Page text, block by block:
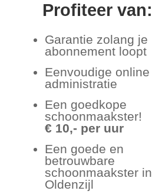
Profiteer van:
Garantie zolang je
abonnement loopt
Eenvoudige online
administratie
Een goedkope
schoonmaakster!
€ 10,- per uur
Een goede en
betrouwbare
schoonmaakster in
Oldenzijl